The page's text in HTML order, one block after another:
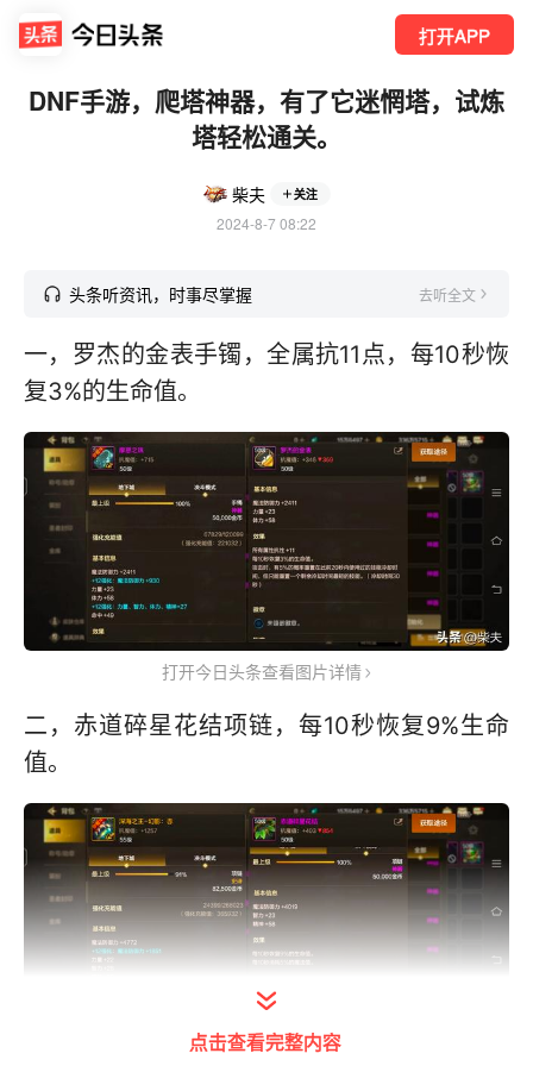
打开APP
DNF手游，爬塔神器，有了它迷惘塔，试炼
塔轻松通关。
柴夫 关注
2024-8-7 08:22
头条听资讯，时事尽掌握 去听全文
一，罗杰的金表手镯，全属抗11点，每10秒恢
复3%的生命值。
打开今日头条查看图片详情
二，赤道碎星花结项链，每10秒恢复9%生命
值。
打开今日头条查看图片详情
点击查看完整内容